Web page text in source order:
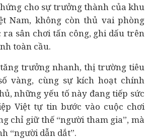
cho sự trưởng thành của khu
Nam, không còn thủ vai phòng
ra sân chơi tấn công, ghi dấu trên
toàn cầu.
trưởng nhanh, thị trường tiêu
vàng, cùng sự kích hoạt chính
những yếu tố này đang tiếp sức
Việt tự tin bước vào cuộc chơi
chỉ giữ thế “người tham gia”, mà
“người dẫn dắt”.